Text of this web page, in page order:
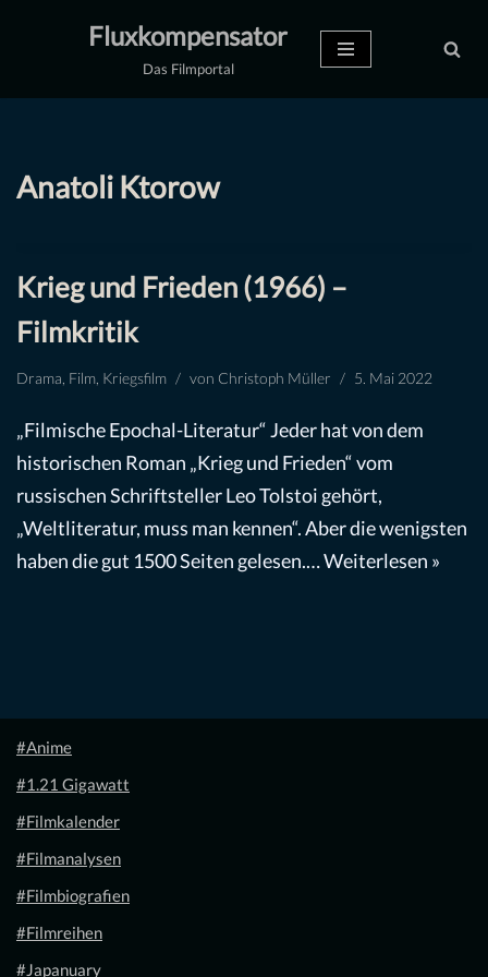
Fluxkompensator
Das Filmportal
Anatoli Ktorow
Krieg und Frieden (1966) –
Filmkritik
Drama Film Kriegsfilm von Christoph Müller 5. Mai 2022
„Filmische Epochal-Literatur“ Jeder hat von dem
historischen Roman „Krieg und Frieden“ vom
russischen Schriftsteller Leo Tolstoi gehört,
„Weltliteratur, muss man kennen“. Aber die wenigsten
haben die gut 1500 Seiten gelesen.…Weiterlesen »
#Anime
#1.21 Gigawatt
#Filmkalender
#Filmanalysen
#Filmbiografien
#Filmreihen
#Japanuary